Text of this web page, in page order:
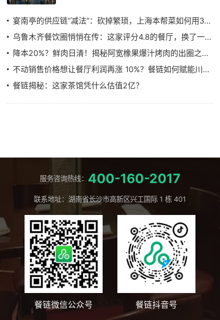
宴南亭的供应链“减法”：砍掉繁琐，上海本帮菜如何用3个月跑通效率革命
乌鲁木齐餐饮圈悄悄在传：这家评分4.8的餐厅，换了一套“供应链管理系统”
降本20%？鲜肉日清！揭秘阿宽橡果爆汁烤肉的出圈之路……
不动销售价格想让餐厅利润再涨 10%？餐链如何赋能川菜顶流饕林稳步增长
餐链揭秘：这家茶馆凭什么估值2亿？
服务咨询热线： 400-160-2017
联系地址：湖南省长沙市高新区兴工国际 1 栋 401
餐链微信公众号 餐链抖音号